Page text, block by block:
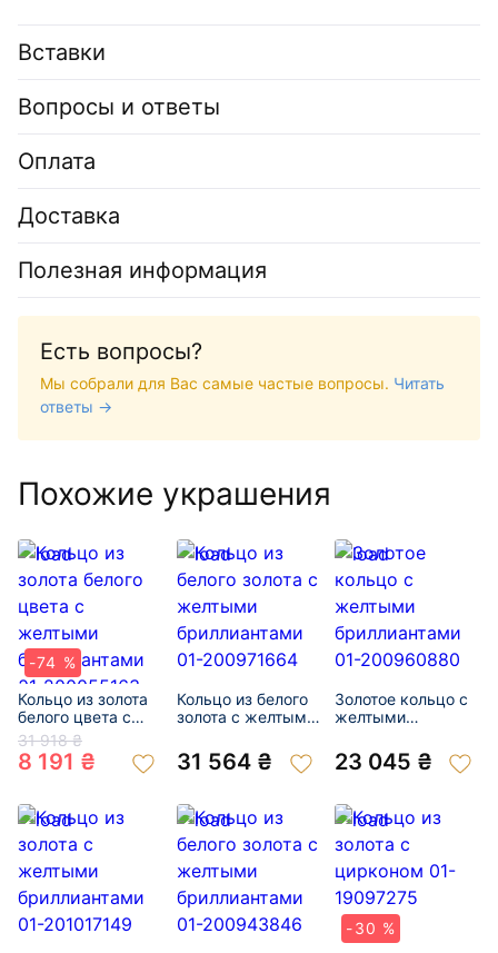
Вставки
Вопросы и ответы
Оплата
Доставка
Полезная информация
Есть вопросы?
Мы собрали для Вас самые частые вопросы. Читать
ответы →
Похожие украшения
-74 %
Кольцо из золота
белого цвета с
желтыми
бриллиантами 01-
200055163
31 918 ₴
8 191 ₴
Кольцо из белого
золота с желтыми
200971664
31 564 ₴
Золотое кольцо с
желтыми
200960880
23 045 ₴
-30 %